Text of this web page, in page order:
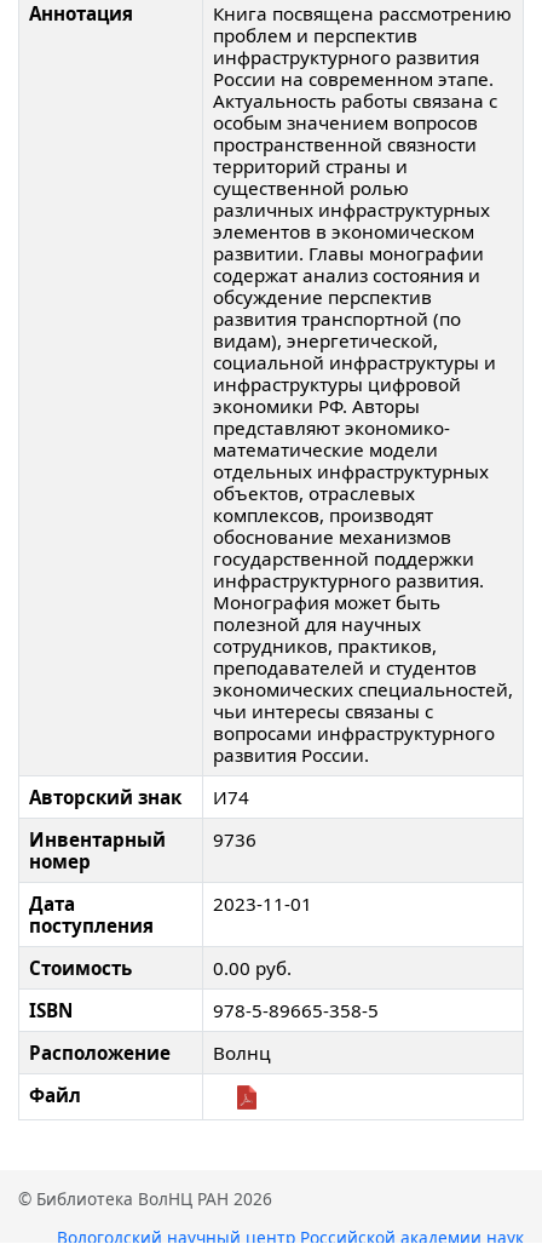
Аннотация
Книга посвящена рассмотрению
проблем и перспектив
инфраструктурного развития
России на современном этапе.
Актуальность работы связана с
особым значением вопросов
пространственной связности
территорий страны и
существенной ролью
различных инфраструктурных
элементов в экономическом
развитии. Главы монографии
содержат анализ состояния и
обсуждение перспектив
развития транспортной (по
видам), энергетической,
социальной инфраструктуры и
инфраструктуры цифровой
экономики РФ. Авторы
представляют экономико-
математические модели
отдельных инфраструктурных
объектов, отраслевых
комплексов, производят
обоснование механизмов
государственной поддержки
инфраструктурного развития.
Монография может быть
полезной для научных
сотрудников, практиков,
преподавателей и студентов
экономических специальностей,
чьи интересы связаны с
вопросами инфраструктурного
развития России.
Авторский знак
И74
Инвентарный
номер
9736
Дата
поступления
2023-11-01
Стоимость
0.00 руб.
ISBN
978-5-89665-358-5
Расположение
Волнц
Файл
© Библиотека ВолНЦ РАН 2026
Вологодский научный центр Российской академии наук